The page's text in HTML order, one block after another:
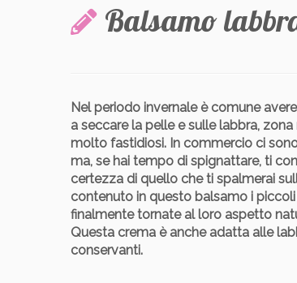
Balsamo
Nel periodo invernale è comune
a seccare la pelle e sulle labbra,
molto fastidiosi. In commercio ci
ma, se hai tempo di spignattare, ti
certezza di quello che ti spalmerai
contenuto in questo balsamo i
finalmente tornate al loro aspetto
Questa crema è anche adatta alle
conservanti.